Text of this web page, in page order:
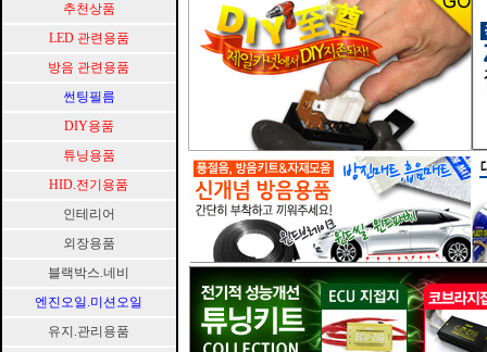
추천상품
LED 관련용품
방음 관련용품
썬팅필름
DIY용품
튜닝용품
HID.전기용품
인테리어
외장용품
블랙박스.네비
엔진오일.미션오일
유지.관리용품